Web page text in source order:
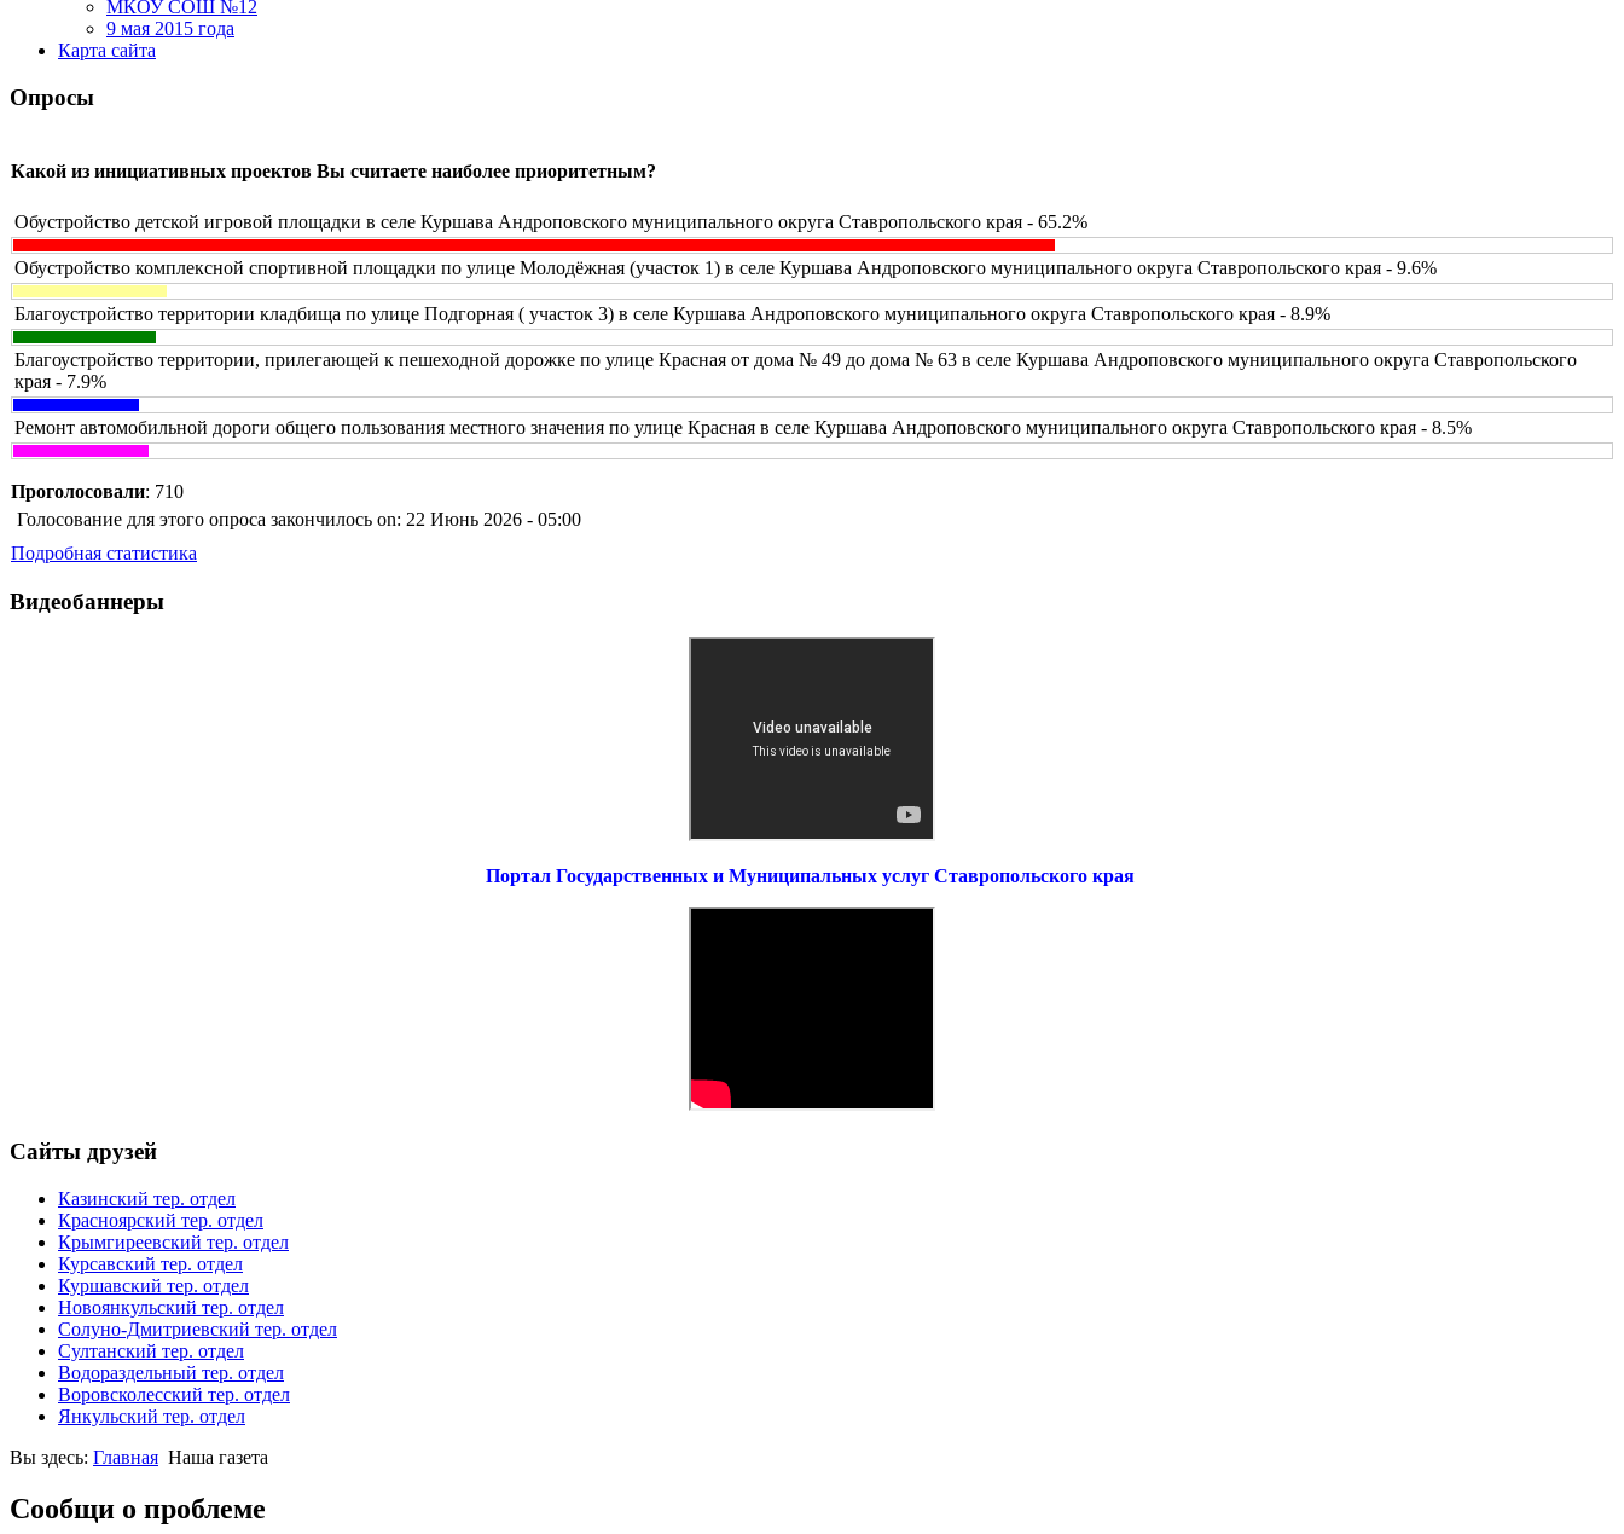
МКОУ СОШ №12
9 мая 2015 года
Карта сайта
Опросы
Какой из инициативных проектов Вы считаете наиболее приоритетным?
Обустройство детской игровой площадки в селе Куршава Андроповского муниципального округа Ставропольского края - 65.2%
Обустройство комплексной спортивной площадки по улице Молодёжная (участок 1) в селе Куршава Андроповского муниципального округа Ставропольского края - 9.6%
Благоустройство территории кладбища по улице Подгорная ( участок 3) в селе Куршава Андроповского муниципального округа Ставропольского края - 8.9%
Благоустройство территории, прилегающей к пешеходной дорожке по улице Красная от дома № 49 до дома № 63 в селе Куршава Андроповского муниципального округа Ставропольского
края - 7.9%
Ремонт автомобильной дороги общего пользования местного значения по улице Красная в селе Куршава Андроповского муниципального округа Ставропольского края - 8.5%
Проголосовали: 710
Голосование для этого опроса закончилось on: 22 Июнь 2026 - 05:00
Подробная статистика
Видеобаннеры
Портал Государственных и Муниципальных услуг Ставропольского края
Сайты друзей
Казинский тер. отдел
Красноярский тер. отдел
Крымгиреевский тер. отдел
Курсавский тер. отдел
Куршавский тер. отдел
Новоянкульский тер. отдел
Солуно-Дмитриевский тер. отдел
Султанский тер. отдел
Водораздельный тер. отдел
Воровсколесский тер. отдел
Янкульский тер. отдел
Вы здесь: Главная Наша газета
Сообщи о проблеме